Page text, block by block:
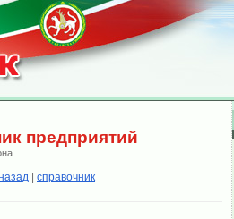
предприятий
справочник